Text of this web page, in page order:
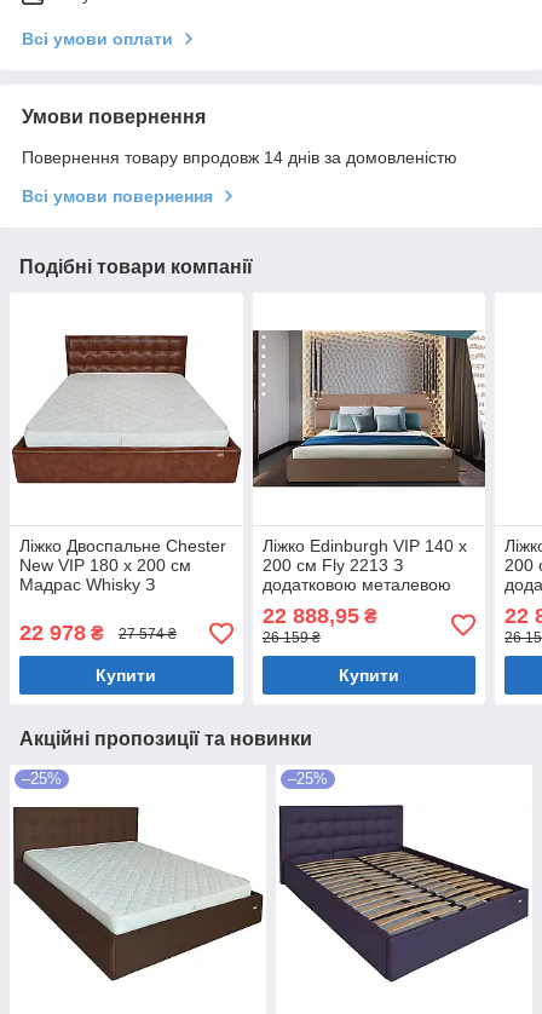
Всі умови оплати
Умови повернення
Повернення товару впродовж 14 днів за домовленістю
Всі умови повернення
Подібні товари компанії
Ліжко Двоспальне Chester
New VIP 180 х 200 см
Мадрас Whisky З
цільнозварною рамою
Коричневий
22 978 ₴ 27 574 ₴
Купити
Ліжко Edinburgh VIP 140 х
200 см Fly 2213 З
додатковою металевою
цільнозварною рамою
Світло-коричневий
22 888,95₴
26 159 ₴
Купити
200
22
26
Акційні пропозиції та новинки
–25% –25%